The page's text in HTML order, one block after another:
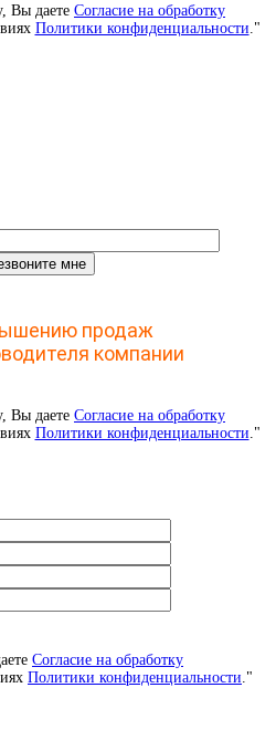
Вы даете Согласие на обработку
Политики конфиденциальности ."
продаж
компании
Вы даете Согласие на обработку
Политики конфиденциальности ."
Согласие на обработку
Политики конфиденциальности ."